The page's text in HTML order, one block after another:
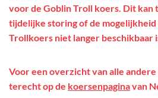
voor de Goblin Troll koers. Dit kan
tijdelijke storing of de mogelijkheid
Trollkoers niet langer beschikbaar
Voor een overzicht van alle
terecht op de koersenpaginavan